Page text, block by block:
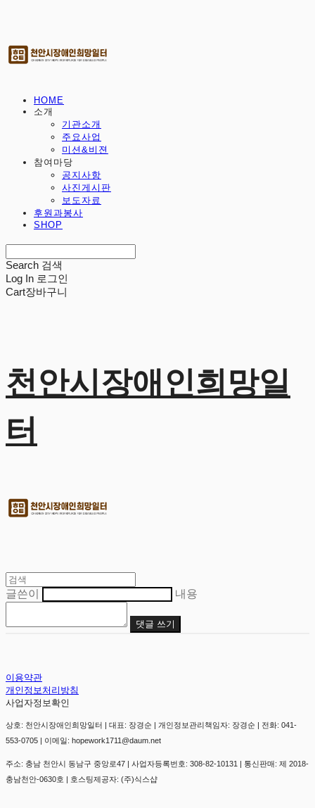
HOME
소개
기관소개
주요사업
미션&비젼
참여마당
공지사항
사진게시판
보도자료
후원과봉사
SHOP
Search 검색
Log In 로그인
Cart장바구니
천안시장애인희망일
터
글쓴이 내용
댓글 쓰기
이용약관
개인정보처리방침
사업자정보확인
상호: 천안시장애인희망일터 | 대표: 장경순 | 개인정보관리책임자: 장경순 | 전화: 041-
553-0705 | 이메일: hopework1711@daum.net
주소: 충남 천안시 동남구 중앙로47 | 사업자등록번호: 308-82-10131 | 통신판매: 제 2018-
충남천안-0630호 | 호스팅제공자: (주)식스샵